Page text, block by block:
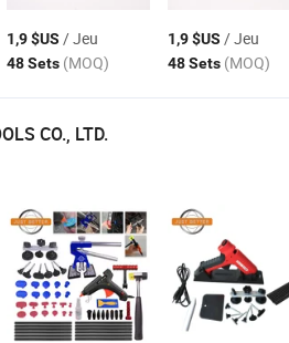
1,9 $US / Jeu
48 Sets (MOQ)
1,9 $US / Jeu
48 Sets (MOQ)
CO., LTD.